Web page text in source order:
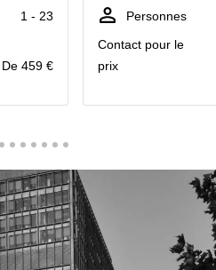
1 - 23
De 459 €
Personnes
Contact pour le
prix